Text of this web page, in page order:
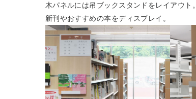
木パネルには吊ブックスタンドをレイアウト。
新刊やおすすめの本をディスプレイ。